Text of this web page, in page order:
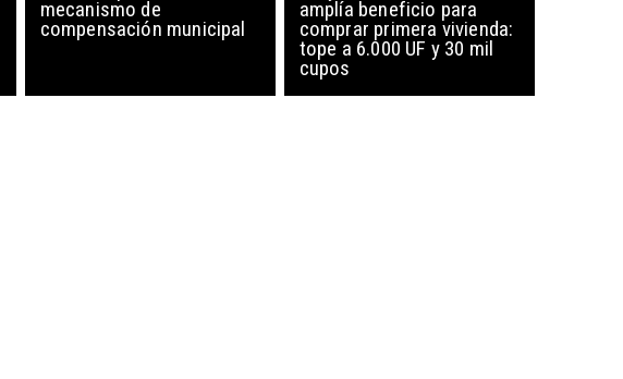
mecanismo de
compensación municipal
amplía beneficio para
comprar primera vivienda:
tope a 6.000 UF y 30 mil
cupos